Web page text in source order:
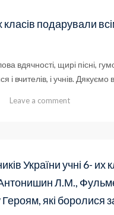
класів подарували
вдячності, щирі пісні,
і вчителів, і учнів.
Leave a comment
України учні 6- их
Л.М.,
які боролися